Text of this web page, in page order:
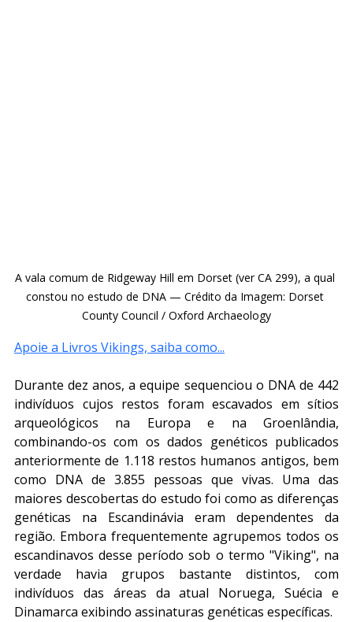
A vala comum de Ridgeway Hill em Dorset (ver CA 299), a qual
constou no estudo de DNA — Crédito da Imagem: Dorset
County Council / Oxford Archaeology
Apoie a Livros Vikings, saiba como...
Durante dez anos, a equipe sequenciou o DNA de 442
indivíduos cujos restos foram escavados em sítios
arqueológicos na Europa e na Groenlândia,
combinando-os com os dados genéticos publicados
anteriormente de 1.118 restos humanos antigos, bem
como DNA de 3.855 pessoas que vivas. Uma das
maiores descobertas do estudo foi como as diferenças
genéticas na Escandinávia eram dependentes da
região. Embora frequentemente agrupemos todos os
escandinavos desse período sob o termo "Viking", na
verdade havia grupos bastante distintos, com
indivíduos das áreas da atual Noruega, Suécia e
Dinamarca exibindo assinaturas genéticas específicas.